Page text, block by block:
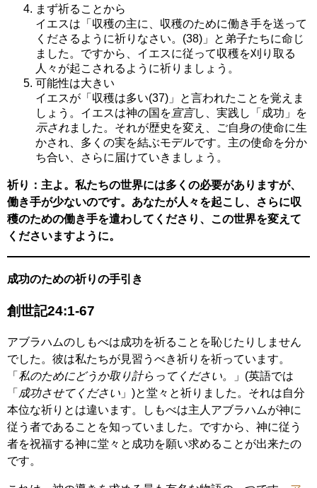
まず祈ることから
イエスは「収穫の主に、収穫のために働き手を送って
くださるように祈りなさい。(38)」と弟子たちに命じ
ました。ですから、イエスに従って収穫を刈り取る
人々が起こされるように祈りましょう。
可能性は大きい
イエスが「収穫は多い(37)」と言われたことを覚えま
しょう。イエスは神の国を 宣言し、実践し「成功」を
示されました。それが歴史を変え、ご自身の使命に生
かされ、多くの実を結ぶモデルです。主の使命を分か
ち合い、さらに届けていきましょう。
祈り：主よ。私たちの世界には多くの必要がありますが、
働き手が少ないのです。あなたが人々を起こし、さらに収
穫のための働き手を遣わしてくださり、この世界を変えて
くださいますように。
成功のための祈りの手引き
創世記24:1-67
アブラハムのしもべは成功を祈ることを恥じたりしません
でした。彼は私たちが見習うべき祈りを祈っています。
「 私のためにどうか取り計らってください。
」(英語では
「 成功させてください 」)と堂々と祈りました。それは自分
本位な祈りとは違います。しもべは主人アブラハムが神に
従う者であることを知っていました。ですから、神に従う
者を祝福する神に堂々と成功を願い求めることが出来たの
です。